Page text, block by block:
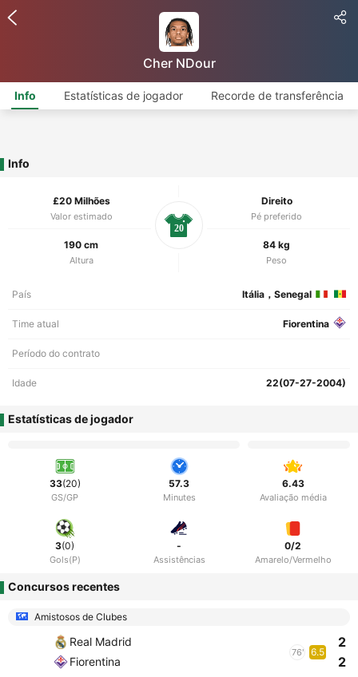
Cher NDour
Info Estatísticas de jogador Recorde de transferência
Info
£20 Milhões
Valor estimado
Direito
Pé preferido
190 cm
Altura
84 kg
Peso
20
País Itália，Senegal
Time atual Fiorentina
Período do contrato
Idade 22(07-27-2004)
Estatísticas de jogador
33(20)
GS/GP
57.3
Minutes
6.43
Avaliação média
3(0)
Gols(P)
-
Assistências
0/2
Amarelo/Vermelho
Concursos recentes
Amistosos de Clubes
Real Madrid
Fiorentina
76' 6.5
2
2